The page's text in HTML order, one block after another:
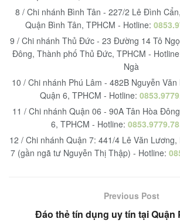
8 / Chi nhánh Bình Tân - 227/2 Lê Đình
Quận Bình Tân, TPHCM - Hotline:
9 / Chi nhánh Thủ Đức - 23 Đường 14 Tô
Đông, Thành phố Thủ Đức, TPHCM -
Ngà
10 / Chi nhánh Phú Lâm - 482B Nguyễn
Quận 6, TPHCM - Hotline:
11 / Chi nhánh Quận 06 - 90A Tân Hòa
6, TPHCM - Hotline: 0853.9779.78
12 / Chi nhánh Quận 7: 441/4 Lê Văn Lương,
7 (gần ngã tư Nguyễn Thị Thập) - Hotline:
Previous Post
Đáo thẻ tín dụng uy tín tại Quận